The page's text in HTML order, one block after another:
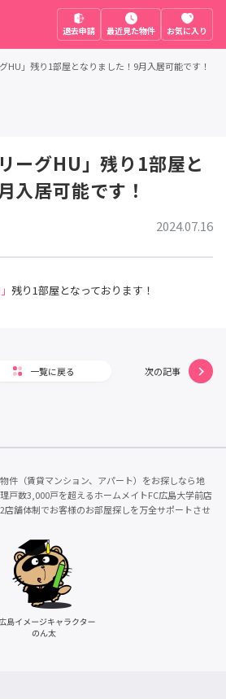
退去申請 最近見た物件 お気に入り
HU」残り1部屋となりました！9月入居可能です！
ーグHU」残り1部屋と
入居可能です！
2024.07.16
残り1部屋となっております！
一覧に戻る 次の記事
件（賃貸マンション、アパート）をお探しなら地
戸数3,000戸を超えるホームメイトFC広島大学前店
店舗体制でお客様のお部屋探しを万全サポートさせ